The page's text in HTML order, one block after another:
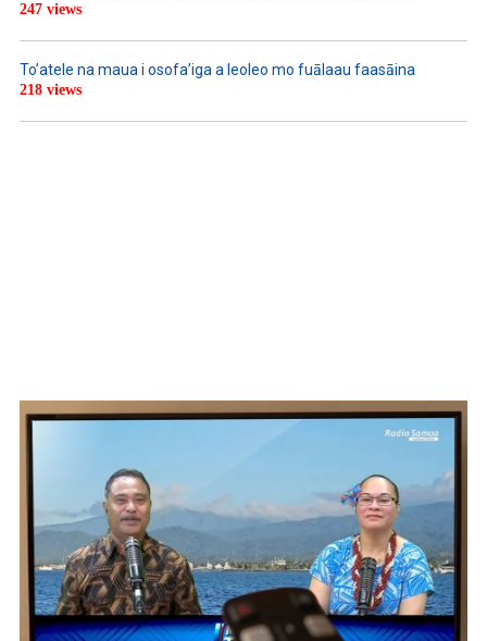
247 views
To’atele na maua i osofa’iga a leoleo mo fuālaau faasāina
218 views